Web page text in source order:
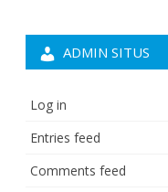
ADMIN SITUS
Log in
Entries feed
Comments feed